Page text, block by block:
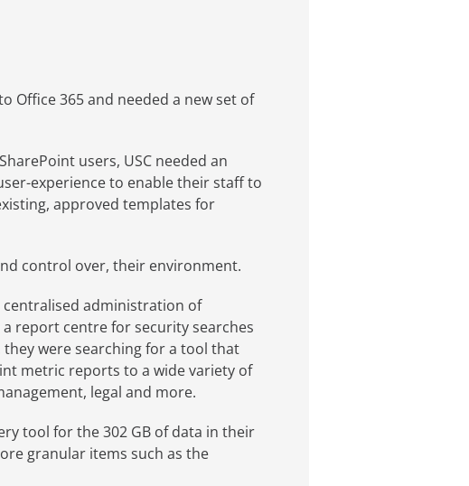
Office 365 and needed a new set of
users, USC needed an
experience to enable their staff to
approved templates for
control over, their environment.
centralised administration of
report centre for security searches
were searching for a tool that
metric reports to a wide variety of
legal and more.
tool for the 302 GB of data in their
granular items such as the